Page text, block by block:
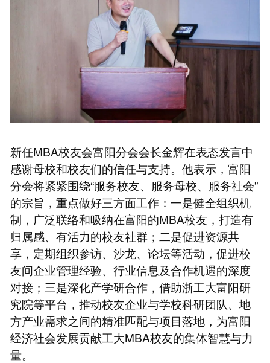
新任MBA校友会富阳分会会长金辉在表态发言中
感谢母校和校友们的信任与支持。他表示，富阳
分会将紧紧围绕“服务校友、服务母校、服务社会”
的宗旨，重点做好三方面工作：一是健全组织机
制，广泛联络和吸纳在富阳的MBA校友，打造有
归属感、有活力的校友社群；二是促进资源共
享，定期组织参访、沙龙、论坛等活动，促进校
友间企业管理经验、行业信息及合作机遇的深度
对接；三是深化产学研合作，借助浙工大富阳研
究院等平台，推动校友企业与学校科研团队、地
方产业需求之间的精准匹配与项目落地，为富阳
经济社会发展贡献工大MBA校友的集体智慧与力
量。